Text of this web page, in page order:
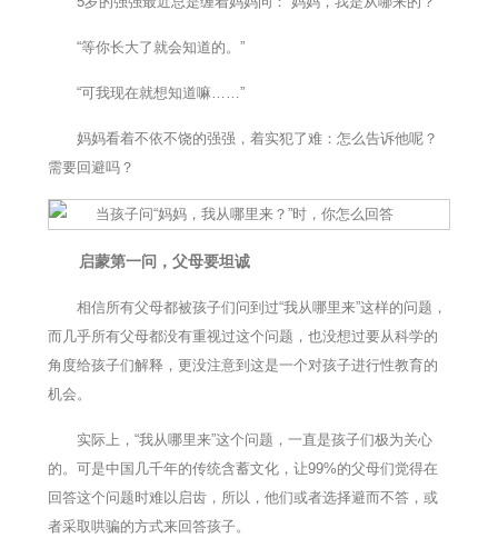
“等你长大了就会知道的。”
“可我现在就想知道嘛……”
妈妈看着不依不饶的强强，着实犯了难：怎么告诉他呢？
需要回避吗？
启蒙第一问，父母要坦诚
相信所有父母都被孩子们问到过“我从哪里来”这样的问题，
而几乎所有父母都没有重视过这个问题，也没想过要从科学的
角度给孩子们解释，更没注意到这是一个对孩子进行性教育的
机会。
实际上，“我从哪里来”这个问题，一直是孩子们极为关心
的。可是中国几千年的传统含蓄文化，让99%的父母们觉得在
回答这个问题时难以启齿，所以，他们或者选择避而不答，或
者采取哄骗的方式来回答孩子。